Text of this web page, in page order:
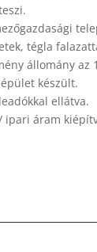
tégla
állomány az
készült.
ellátva.
ipari áram